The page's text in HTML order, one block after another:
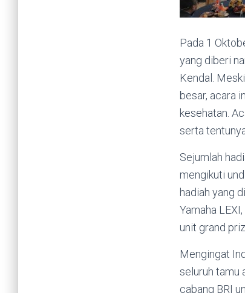
Pada 1
yang diberi
Kendal.
besar, acara
kesehatan.
serta
Sejumlah
mengikuti
hadiah yang
Yamaha
unit grand
Mengingat
seluruh tamu
cabang BRI